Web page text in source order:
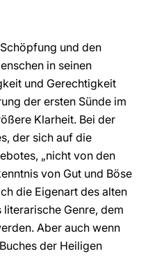
und den
in seinen
und Gerechtigkeit
der ersten Sünde im
Klarheit. Bei der
der sich auf die
„nicht von den
von Gut und Böse
die Eigenart des alten
Genre, dem
Aber auch wenn
der Heiligen